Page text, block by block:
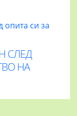
СЛЕД
НА